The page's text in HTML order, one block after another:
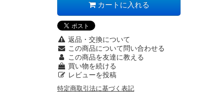
カートに入れる
返品・交換について
この商品について問い合わせる
この商品を友達に教える
買い物を続ける
レビューを投稿
特定商取引法に基づく表記